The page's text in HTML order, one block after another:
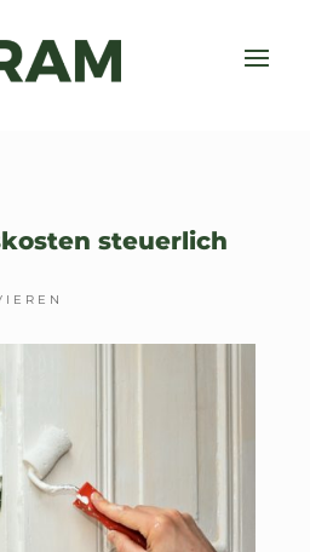
steuerlich